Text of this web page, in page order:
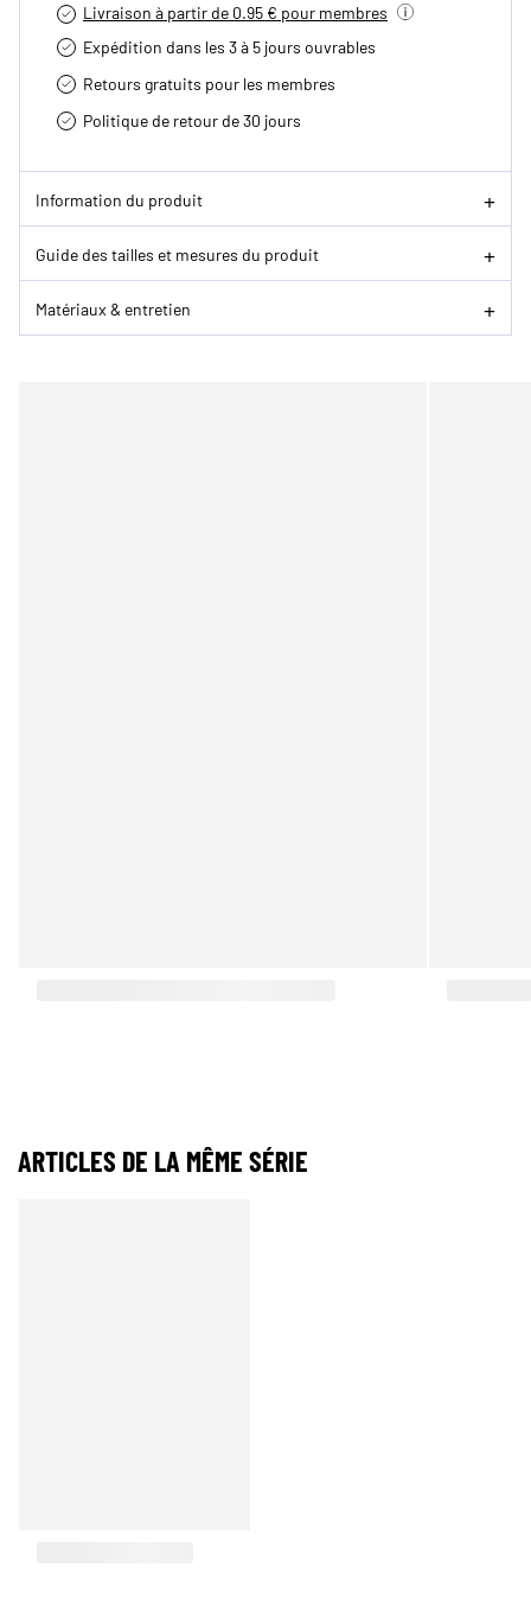
Livraison à partir de 0.95 € pour membres
Expédition dans les 3 à 5 jours ouvrables
Retours gratuits pour les membres
Politique de retour de 30 jours
Information du produit
Guide des tailles et mesures du produit
Matériaux & entretien
ARTICLES DE LA MÊME SÉRIE